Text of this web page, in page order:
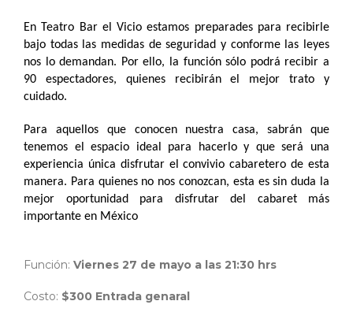
En Teatro Bar el Vicio estamos preparades para recibirle
bajo todas las medidas de seguridad y conforme las leyes
nos lo demandan. Por ello, la función sólo podrá recibir a
90 espectadores, quienes recibirán el mejor trato y
cuidado.
Para aquellos que conocen nuestra casa, sabrán que
tenemos el espacio ideal para hacerlo y que será una
experiencia única disfrutar el convivio cabaretero de esta
manera. Para quienes no nos conozcan, esta es sin duda la
mejor oportunidad para disfrutar del cabaret más
importante en México
Función: Viernes 27 de mayo a las 21:30 hrs
Costo: $300 Entrada genaral